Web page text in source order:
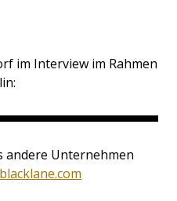
im Interview im Rahmen
andere Unternehmen